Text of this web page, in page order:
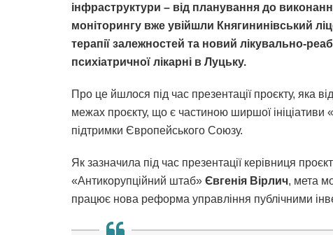
інфраструктури – від планування до
моніторингу вже увійшли Княгининівський
терапії залежностей та новий лікувально-
психіатричної лікарні в Луцьку.
Про це йшлося під час презентації проєкту, яка
межах проєкту, що є частиною ширшої ініціативи
підтримки Європейського Союзу.
Як зазначила під час презентації керівниця
«Антикорупційний штаб» Євгенія Вірлич, мета
працює нова реформа управління публічними